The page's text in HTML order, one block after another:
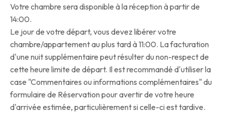
Votre chambre sera disponible à la réception à partir de
14:00.
Le jour de votre départ, vous devez libérer votre
chambre/appartement au plus tard à 11:00. La facturation
d'une nuit supplémentaire peut résulter du non-respect de
cette heure limite de départ. Il est recommandé d'utiliser la
case "Commentaires ou informations complémentaires" du
formulaire de Réservation pour avertir de votre heure
d'arrivée estimée, particulièrement si celle-ci est tardive.